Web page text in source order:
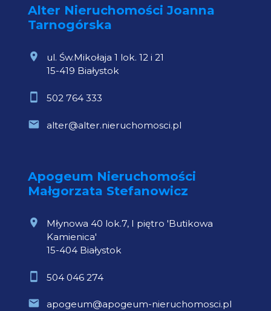
Alter Nieruchomości Joanna
Tarnogórska
ul. Św.Mikołaja 1 lok. 12 i 21
15-419 Białystok
502 764 333
alter@alter.nieruchomosci.pl
Apogeum Nieruchomości
Małgorzata Stefanowicz
Młynowa 40 lok.7, I piętro 'Butikowa
Kamienica'
15-404 Białystok
504 046 274
apogeum@apogeum-nieruchomosci.pl